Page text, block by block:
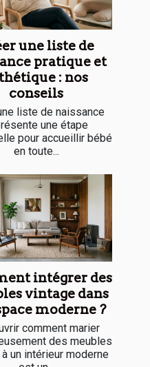
une liste de
pratique et
: nos
conseils
liste de naissance
une étape
pour accueillir bébé
en toute...
intégrer des
vintage dans
moderne ?
comment marier
des meubles
un intérieur moderne